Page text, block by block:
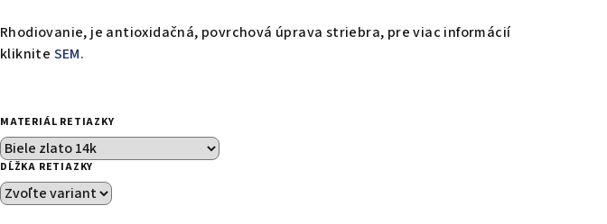
Rhodiovanie, je antioxidačná, povrchová úprava striebra, pre viac informácií
kliknite SEM.
MATERIÁL RETIAZKY
DĹŽKA RETIAZKY